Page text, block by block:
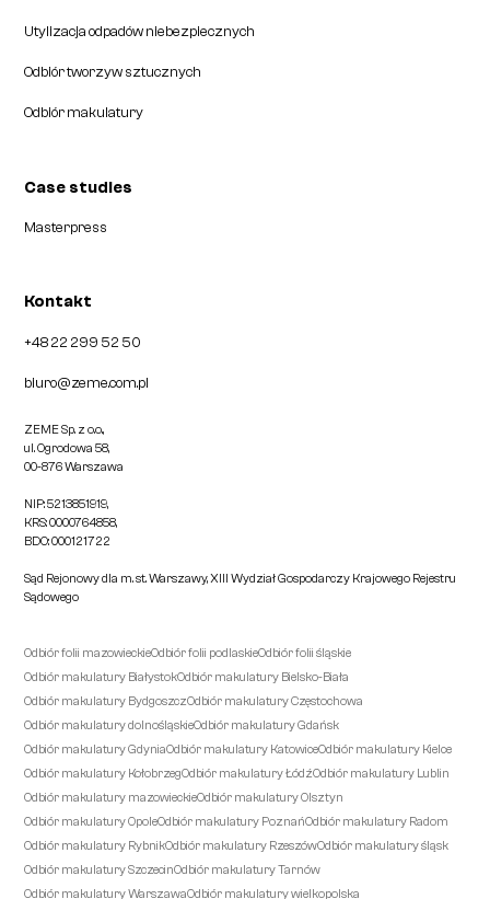
Utylizacja odpadów niebezpiecznych
Odbiór tworzyw sztucznych
Odbiór makulatury
Case studies
Masterpress
Kontakt
+48 22 299 52 50
biuro@zeme.com.pl
ZEME Sp. z o.o.,
ul. Ogrodowa 58,
00-876 Warszawa
NIP: 5213851919,
KRS: 0000764858,
BDO: 000121722
Sąd Rejonowy dla m. st. Warszawy, XIII Wydział Gospodarczy Krajowego Rejestru
Sądowego
Odbiór folii mazowieckieOdbiór folii podlaskieOdbiór folii śląskie
Odbiór makulatury BiałystokOdbiór makulatury Bielsko-Biała
Odbiór makulatury BydgoszczOdbiór makulatury Częstochowa
Odbiór makulatury dolnośląskieOdbiór makulatury Gdańsk
Odbiór makulatury GdyniaOdbiór makulatury KatowiceOdbiór makulatury Kielce
Odbiór makulatury KołobrzegOdbiór makulatury ŁódźOdbiór makulatury Lublin
Odbiór makulatury mazowieckieOdbiór makulatury Olsztyn
Odbiór makulatury OpoleOdbiór makulatury PoznańOdbiór makulatury Radom
Odbiór makulatury RybnikOdbiór makulatury RzeszówOdbiór makulatury śląsk
Odbiór makulatury SzczecinOdbiór makulatury Tarnów
Odbiór makulatury WarszawaOdbiór makulatury wielkopolska